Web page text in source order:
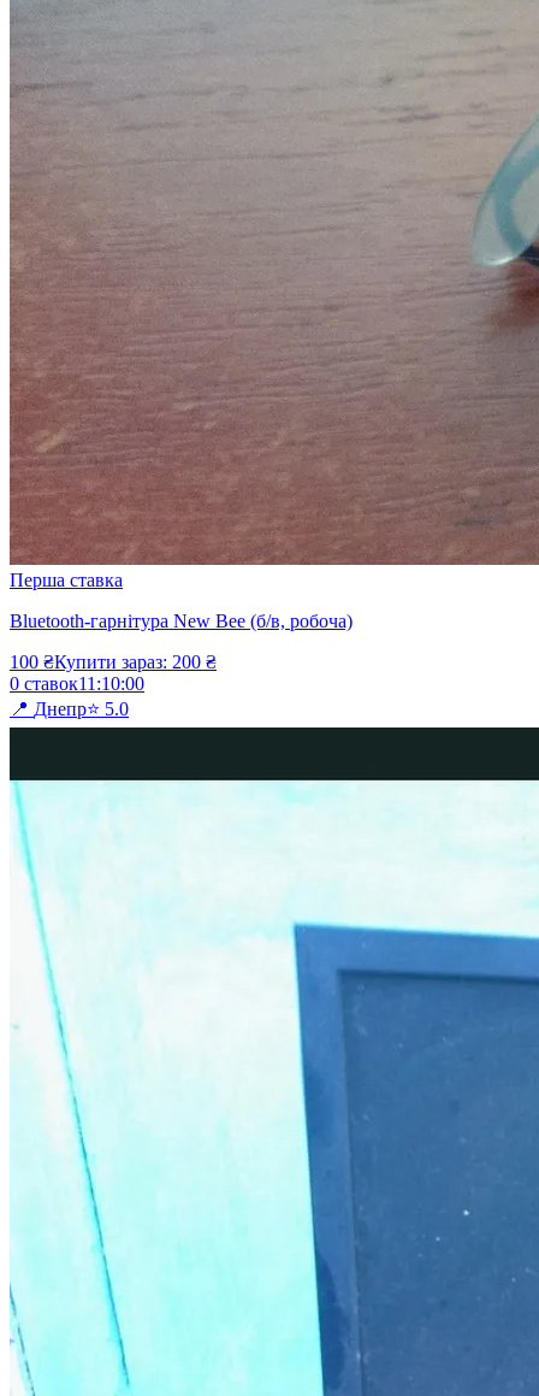
Перша ставка
Bluetooth-гарнітура New Bee (б/в, робоча)
100 ₴Купити зараз: 200 ₴
0 ставок11 :10:00
📍 Днепр⭐ 5.0